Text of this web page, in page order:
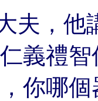
夫，
義禮
你哪